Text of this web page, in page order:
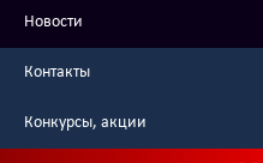
Новости
Контакты
Конкурсы, акции